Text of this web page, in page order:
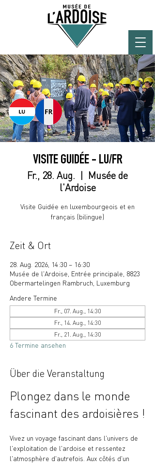
VISITE GUIDÉE - LU/FR
Fr., 28. Aug.
  |
Musée de
l'Ardoise
Visite Guidée en luxembourgeois et en
français (bilingue)
Zeit & Ort
28. Aug. 2026, 14:30 – 16:30
Musée de l'Ardoise, Entrée principale, 8823
Obermartelingen Rambruch, Luxemburg
Andere Termine
Fr., 07. Aug., 14:30
Fr., 14. Aug., 14:30
Fr., 21. Aug., 14:30
6 Termine ansehen
Über die Veranstaltung
Plongez dans le monde
fascinant des ardoisières !
Vivez un voyage fascinant dans l'univers de
l'exploitation de l'ardoise et ressentez
l'atmosphère d'autrefois. Aux côtés d'un